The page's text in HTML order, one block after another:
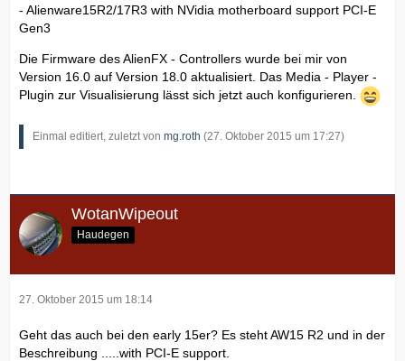
- Alienware15R2/17R3 with NVidia motherboard support PCI-E
Gen3
Die Firmware des AlienFX - Controllers wurde bei mir von
Version 16.0 auf Version 18.0 aktualisiert. Das Media - Player -
Plugin zur Visualisierung lässt sich jetzt auch konfigurieren.
Einmal editiert, zuletzt von mg.roth (27. Oktober 2015 um 17:27)
WotanWipeout
Haudegen
27. Oktober 2015 um 18:14
Geht das auch bei den early 15er? Es steht AW15 R2 und in der
Beschreibung .....with PCI-E support.